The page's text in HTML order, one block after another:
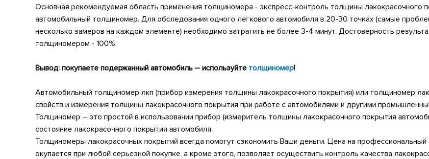
Основная рекомендуемая область применения толщиномера - экспресс-контроль толщины лакокрасочного
автомобильный толщиномер. Для обследования одного легкового автомобиля в 20-30 точках (самые
несколько замеров на каждом элементе) необходимо затратить не более 3-4 минут. Достоверность
толщиномером - 100%.
Вывод: покупаете подержанный автомобиль – используйте толщиномер!
Автомобильный толщиномер лкп (прибор измерения толщины лакокрасочного покрытия) или толщиномер
свойств и измерения толщины лакокрасочного покрытия при работе с автомобилями и другими
Толщиномер – это простой в использовании прибор (измеритель толщины лакокрасочного покрытия
состояние лакокрасочного покрытия автомобиля.
Толщиномеры лакокрасочных покрытий всегда помогут сэкономить Ваши деньги. Цена на
окупается при любой серьезной покупке, а кроме этого, позволяет осуществить контроль качества